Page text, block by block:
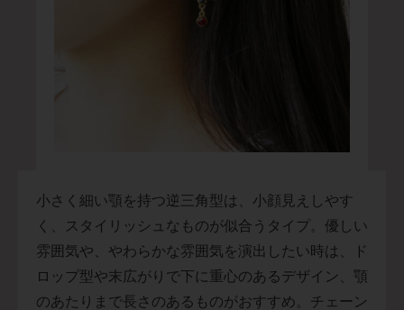
小さく細い顎を持つ逆三角型は、小顔見えしやす
く、スタイリッシュなものが似合うタイプ。優しい
雰囲気や、やわらかな雰囲気を演出したい時は、ド
ロップ型や末広がりで下に重心のあるデザイン、顎
のあたりまで長さのあるものがおすすめ。チェーン